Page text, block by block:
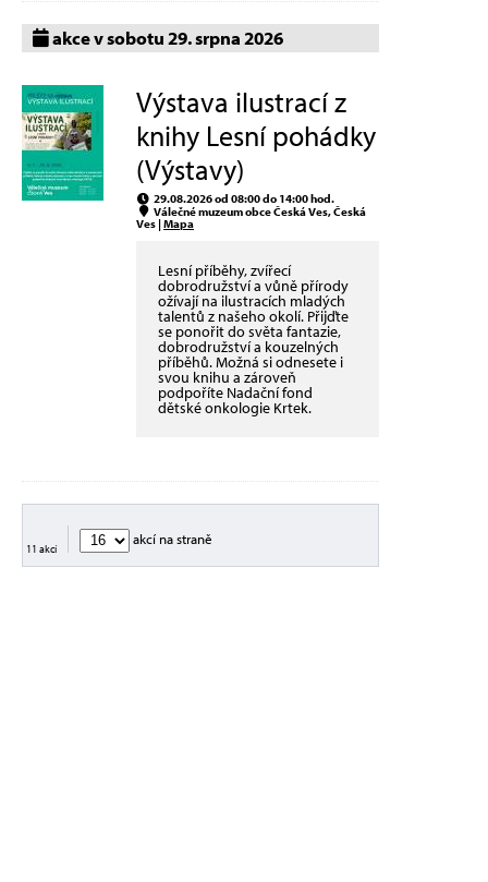
akce v sobotu 29. srpna 2026
Výstava ilustrací z
knihy Lesní pohádky
(Výstavy)
29.08.2026 od 08:00 do 14:00 hod.
Válečné muzeum obce Česká Ves, Česká
Ves |Mapa
Lesní příběhy, zvířecí
dobrodružství a vůně přírody
ožívají na ilustracích mladých
talentů z našeho okolí. Přijďte
se ponořit do světa fantazie,
dobrodružství a kouzelných
příběhů. Možná si odnesete i
svou knihu a zároveň
podpoříte Nadační fond
dětské onkologie Krtek.
11 akcí
akcí na straně